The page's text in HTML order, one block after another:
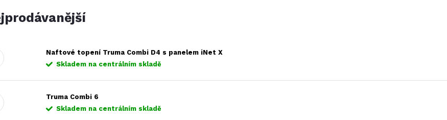
Naftové topení Truma Combi D4 s panelem iNet X
Skladem na centrálním skladě
Truma Combi 6
Skladem na centrálním skladě